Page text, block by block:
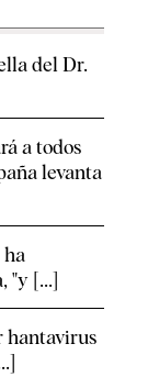
del Dr.
a todos
levanta
ha
"y [...]
hantavirus